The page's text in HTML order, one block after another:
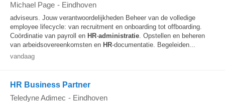
Michael Page - Eindhoven
adviseurs. Jouw verantwoordelijkheden Beheer van de volledige
employee lifecycle: van recruitment en onboarding tot offboarding.
Coördinatie van payroll en HR-administratie. Opstellen en beheren
van arbeidsovereenkomsten en HR-documentatie. Begeleiden...
vandaag
HR Business Partner
Teledyne Adimec - Eindhoven